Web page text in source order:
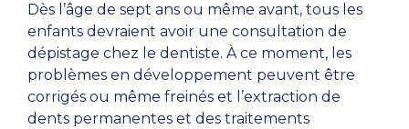
Dès l’âge de sept ans ou même avant, tous les
enfants devraient avoir une consultation de
dépistage chez le dentiste. À ce moment, les
problèmes en développement peuvent être
corrigés ou même freinés et l’extraction de
dents permanentes et des traitements